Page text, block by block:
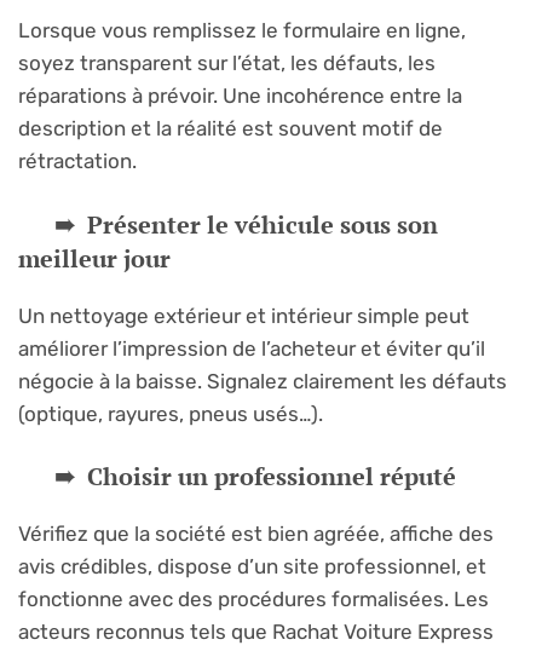
Lorsque vous remplissez le formulaire en ligne,
soyez transparent sur l’état, les défauts, les
réparations à prévoir. Une incohérence entre la
description et la réalité est souvent motif de
rétractation.
Présenter le véhicule sous son
meilleur jour
Un nettoyage extérieur et intérieur simple peut
améliorer l’impression de l’acheteur et éviter qu’il
négocie à la baisse. Signalez clairement les défauts
(optique, rayures, pneus usés…).
Choisir un professionnel réputé
Vérifiez que la société est bien agréée, affiche des
avis crédibles, dispose d’un site professionnel, et
fonctionne avec des procédures formalisées. Les
acteurs reconnus tels que Rachat Voiture Express